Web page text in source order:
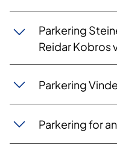
Parkering
Reidar Kobros
Parkering
Parkering for